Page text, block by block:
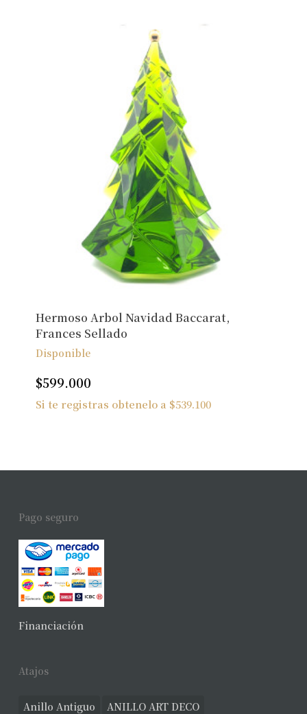
Hermoso Arbol Navidad Baccarat,
Frances Sellado
Disponible
$599.000
Si te registras obtenelo a $539.100
Pago seguro
Financiación
Atajos
Anillo Antiguo
ANILLO ART DECO